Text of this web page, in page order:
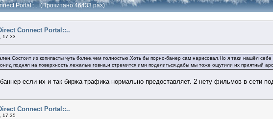
Portal::.. (Прочитано 46433 раз)
Connect Portal::..
17:33
из копипасты чуть более,чем полностью.Хоть бы порно-банер сам нарисовал.Но я таки нашёл
поднял на поверхность лежалые говна,и стремится ими поделиться,дабы мы тоже ощутили их приятный
если их и так биржа-трафика нормально предоставляет. 2 нету фильмов в сети
Connect Portal::..
17:35